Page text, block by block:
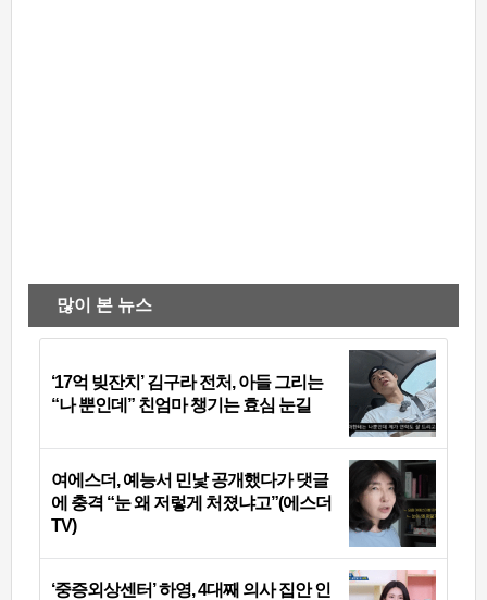
많이 본 뉴스
‘17억 빚잔치’ 김구라 전처, 아들 그리는
“나 뿐인데” 친엄마 챙기는 효심 눈길
여에스더, 예능서 민낯 공개했다가 댓글
에 충격 “눈 왜 저렇게 처졌냐고”(에스더
TV)
‘중증외상센터’ 하영, 4대째 의사 집안 인